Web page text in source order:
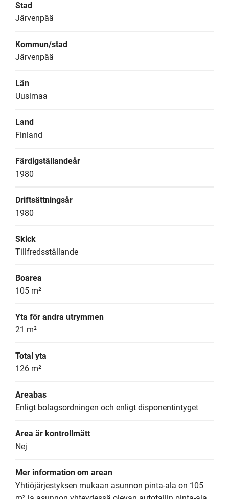
Stad
Järvenpää
Kommun/stad
Järvenpää
Län
Uusimaa
Land
Finland
Färdigställandeår
1980
Driftsättningsår
1980
Skick
Tillfredsställande
Boarea
105 m²
Yta för andra utrymmen
21 m²
Total yta
126 m²
Areabas
Enligt bolagsordningen och enligt disponentintyget
Area är kontrollmätt
Nej
Mer information om arean
Yhtiöjärjestyksen mukaan asunnon pinta-ala on 105